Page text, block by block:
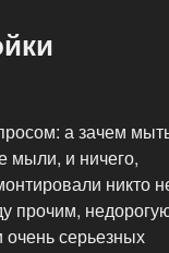
а зачем
мыли, и ничего,
никто
прочим,
очень серьезных